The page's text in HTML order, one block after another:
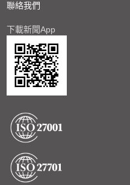
聯絡我們
下載新聞App